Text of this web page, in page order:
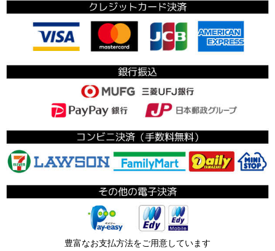
豊富なお支払方法をご用意しています